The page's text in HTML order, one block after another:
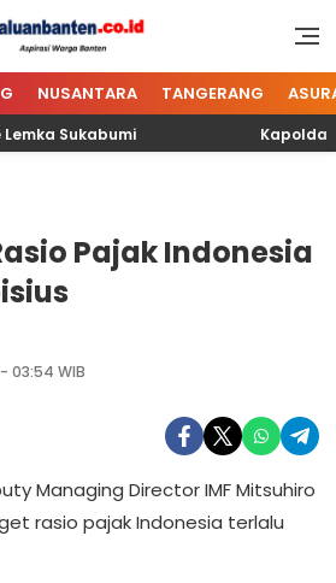
Haluan Banten
Warga Banten
NUSANTARA TANGERANG
Sukabumi Kapolda
Pajak Indonesia
03:54 WIB
Managing Director IMF Mitsuhiro
rasio pajak Indonesia terlalu